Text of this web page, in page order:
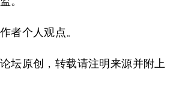
者个人观点。
坛原创，转载请注明来源并附上